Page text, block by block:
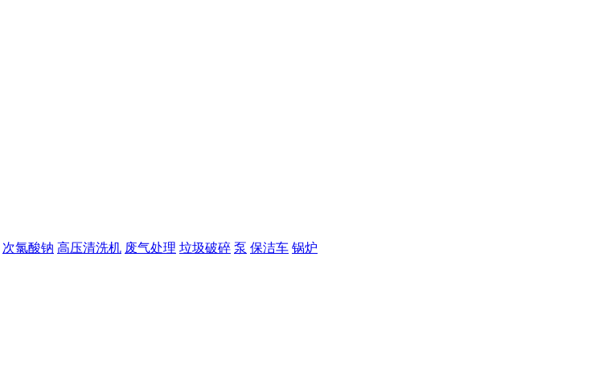
次氯酸钠 高压清洗机 废气处理 垃圾破碎 泵 保洁车 锅炉